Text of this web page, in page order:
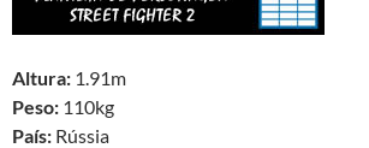
Altura: 1.91m
Peso: 110kg
País: Rússia